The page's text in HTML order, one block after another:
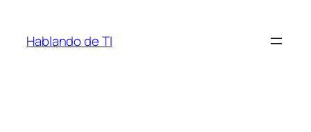
contenido
Hablando de TI